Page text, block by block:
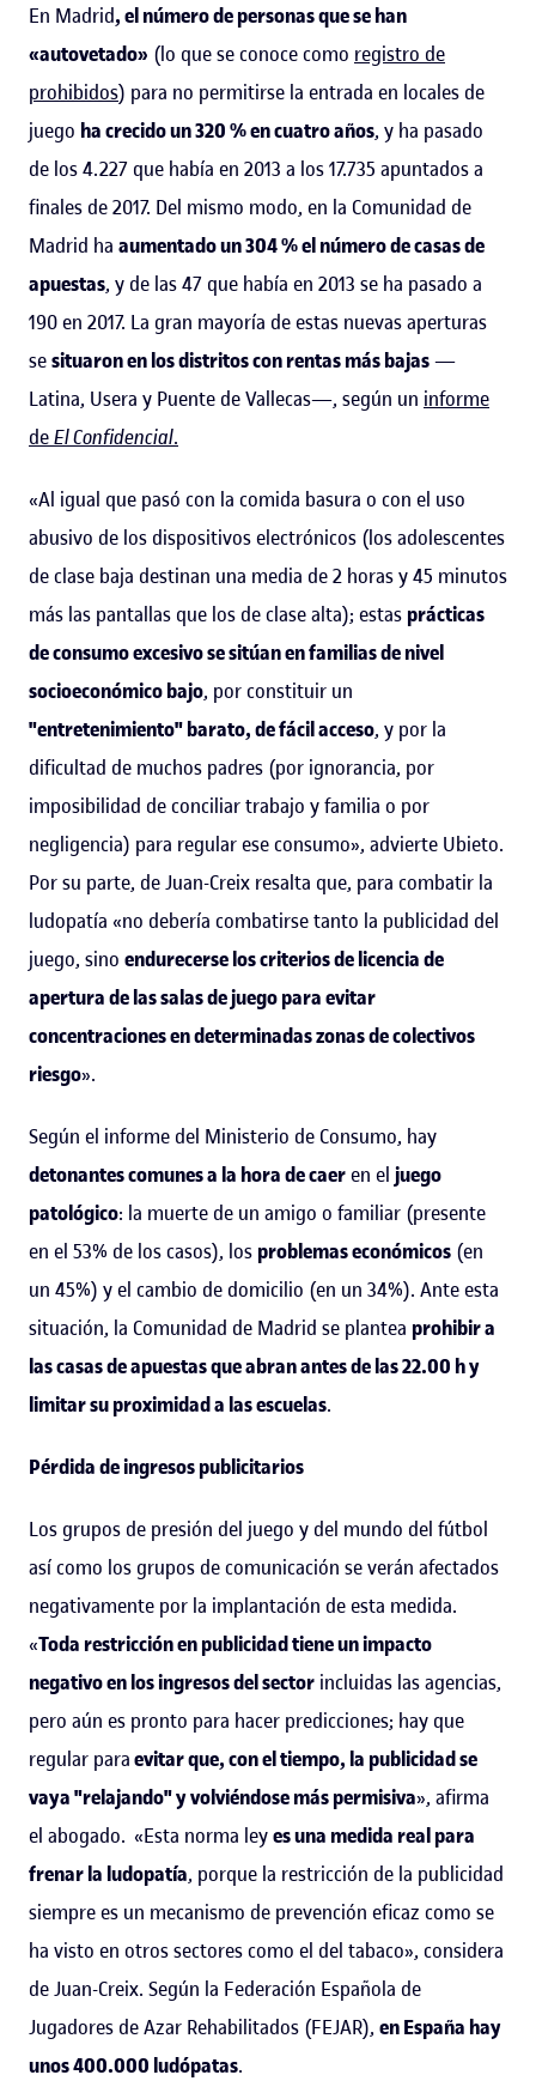
En Madrid, el número de personas que se han
«autovetado» (lo que se conoce como registro de
prohibidos) para no permitirse la entrada en locales de
juego ha crecido un 320 % en cuatro años, y ha pasado
de los 4.227 que había en 2013 a los 17.735 apuntados a
finales de 2017. Del mismo modo, en la Comunidad de
Madrid ha aumentado un 304 % el número de casas de
apuestas, y de las 47 que había en 2013 se ha pasado a
190 en 2017. La gran mayoría de estas nuevas aperturas
sesituaron en los distritos con rentas más bajas—
Latina, Usera y Puente de Vallecas—, según un informe
deEl Confidencial.
«Al igual que pasó con la comida basura o con el uso
abusivo de los dispositivos electrónicos (los adolescentes
de clase baja destinan una media de 2 horas y 45 minutos
más las pantallas que los de clase alta); estas prácticas
de consumo excesivo se sitúan en familias de nivel
socioeconómico bajo, por constituir un
"entretenimiento" barato, de fácil acceso, y por la
dificultad de muchos padres (por ignorancia, por
imposibilidad de conciliar trabajo y familia o por
negligencia) para regular ese consumo», advierte Ubieto.
Por su parte, de Juan-Creix resalta que, para combatir la
ludopatía «no debería combatirse tanto la publicidad del
juego, sino endurecerse los criterios de licencia de
apertura de las salas de juego para evitar
concentraciones en determinadas zonas de colectivos
riesgo».
Según el informe del Ministerio de Consumo, hay
detonantes comunes a la hora de caeren el juego
patológico: la muerte de un amigo o familiar (presente
en el 53% de los casos), los problemas económicos (en
un 45%) y el cambio de domicilio (en un 34%). Ante esta
situación, la Comunidad de Madrid se plantea prohibir a
las casas de apuestas que abran antes de las 22.00 h y
limitar su proximidad a las escuelas.
Pérdida de ingresos publicitarios
Los grupos de presión del juego y del mundo del fútbol
así como los grupos de comunicación se verán afectados
negativamente por la implantación de esta medida.
«Toda restricción en publicidad tiene un impacto
negativo en los ingresos del sector incluidas las agencias,
pero aún es pronto para hacer predicciones; hay que
regular paraevitar que, con el tiempo, la publicidad se
vaya "relajando" y volviéndose más permisiva», afirma
el abogado. «Esta norma leyes una medida real para
frenar la ludopatía, porque la restricción de la publicidad
siempre es un mecanismo de prevención eficaz como se
ha visto en otros sectores como el del tabaco», considera
de Juan-Creix. Según la Federación Española de
Jugadores de Azar Rehabilitados (FEJAR), en España hay
unos 400.000 ludópatas.